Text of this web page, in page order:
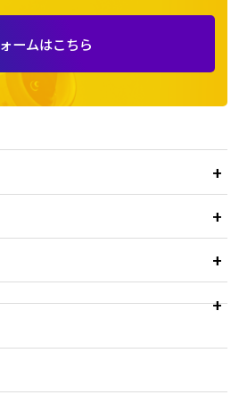
ームはこちら